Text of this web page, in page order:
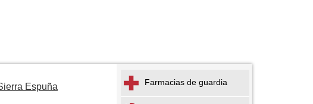
Espuña Farmacias de guardia